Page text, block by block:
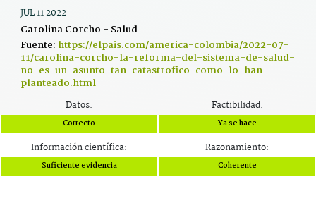
JUL 11 2022
Carolina Corcho - Salud
Fuente: https://elpais.com/america-colombia/2022-07-
11/carolina-corcho-la-reforma-del-sistema-de-salud-
no-es-un-asunto-tan-catastrofico-como-lo-han-
planteado.html
Datos:
Correcto
Factibilidad:
Ya se hace
Información científica:
Suficiente evidencia
Razonamiento:
Coherente